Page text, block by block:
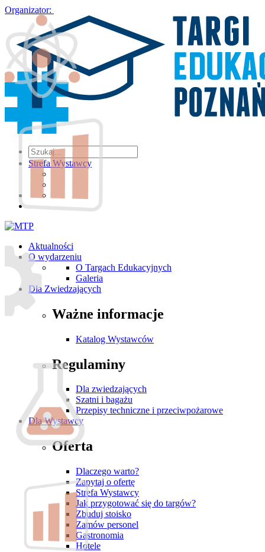
Organizator:
Strefa Wystawcy
Aktualności
O wydarzeniu
O Targach Edukacyjnych
Galeria
Dla Zwiedzających
Ważne informacje
Katalog Wystawców
Regulaminy
Dla zwiedzających
Szatni i bagażu
Przepisy techniczne i przeciwpożarowe
Dla Wystawcy
Oferta
Dlaczego warto?
Zapytaj o ofertę
Strefa Wystawcy
Jak przygotować się do targów?
Zbuduj stoisko
Zamów personel
Gastronomia
Hotele